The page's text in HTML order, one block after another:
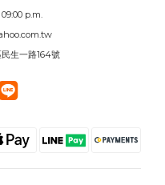
p.m.
生一路164號